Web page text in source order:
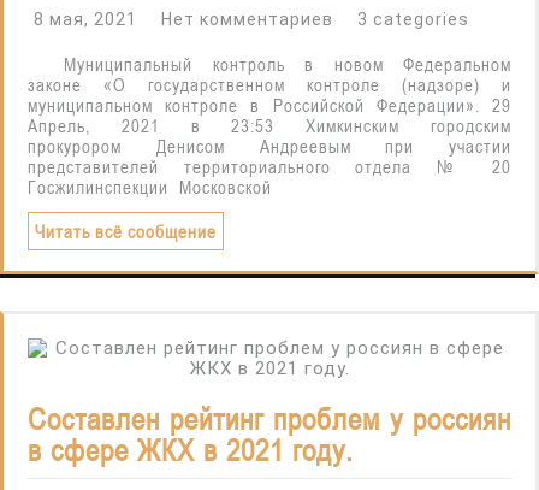
8 мая, 2021 Нет комментариев 3 categories
Муниципальный контроль в новом Федеральном
законе «О государственном контроле (надзоре) и
муниципальном контроле в Российской Федерации». 29
Апрель, 2021 в 23:53 Химкинским городским
прокурором Денисом Андреевым при участии
представителей территориального отдела № 20
Госжилинспекции Московской
Читать всё сообщение
Составлен рейтинг проблем у россиян
в сфере ЖКХ в 2021 году.